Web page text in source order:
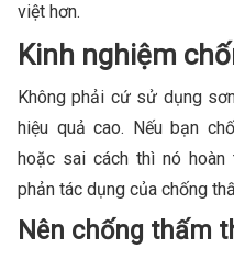
việt hơn.
Kinh nghiệm
Không phải cứ sử dụng
hiệu quả cao. Nếu bạn
hoặc sai cách thì nó
phản tác dụng của chống
Nên chống thấm